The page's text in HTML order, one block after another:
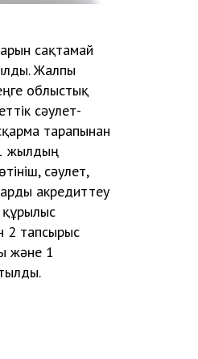
сақтамай
Жалпы
облыстық
сәулет-
тарапынан
жылдың
сәулет,
акредиттеу
2 тапсырыс
және 1